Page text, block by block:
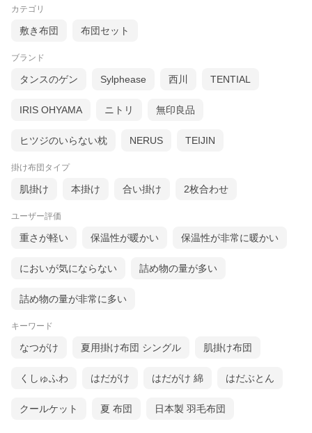
ダウンパワー410以上！優れた保温力
抜群の保温力！DP410以上
ダウンパワーとは、羽毛1gあたりのふくらみを体積で
示した値。羽毛布団の暖かさはダウンパワーと詰めも
の量で決まるといっても過言ではありません。
100g増量！詰め物量は2.2kg
詰め物量2.2kg！100g増量
ングサイズの標準的な詰めもの量は2.1kgですが、最近
の販売もございます。暖かさを損なう事がないよう、
本家屋の一軒家・寒がりの方にとっては、この増量10
カテゴリ
敷き布団 布団セット
ブランド
タンスのゲン Sylphease 西川 TENTIAL
IRIS OHYAMA ニトリ 無印良品
ヒツジのいらない枕 NERUS TEIJIN
掛け布団タイプ
肌掛け 本掛け 合い掛け 2枚合わせ
ユーザー評価
重さが軽い 保温性が暖かい 保温性が非常に暖かい
においが気にならない 詰め物の量が多い
詰め物の量が非常に多い
キーワード
なつがけ 夏用掛け布団 シングル 肌掛け布団
くしゅふわ はだがけ はだがけ 綿 はだぶとん
クールケット 夏 布団 日本製 羽毛布団